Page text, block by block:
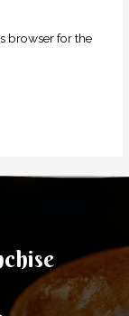
browser for the